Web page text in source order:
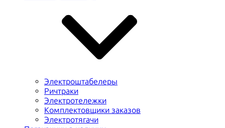
Электроштабелеры
Ричтраки
Электротележки
Комплектовщики заказов
Электротягачи